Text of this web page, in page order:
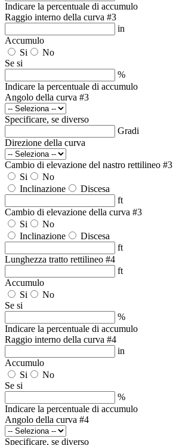
Indicare la percentuale di accumulo
Raggio interno della curva #3
in
Accumulo
Si
No
Se si
%
Indicare la percentuale di accumulo
Angolo della curva #3
Specificare, se diverso
Gradi
Direzione della curva
Cambio di elevazione del nastro rettilineo #3
Si
No
Inclinazione
Discesa
ft
Cambio di elevazione della curva #3
Si
No
Inclinazione
Discesa
ft
Lunghezza tratto rettilineo #4
ft
Accumulo
Si
No
Se si
%
Indicare la percentuale di accumulo
Raggio interno della curva #4
in
Accumulo
Si
No
Se si
%
Indicare la percentuale di accumulo
Angolo della curva #4
Specificare, se diverso